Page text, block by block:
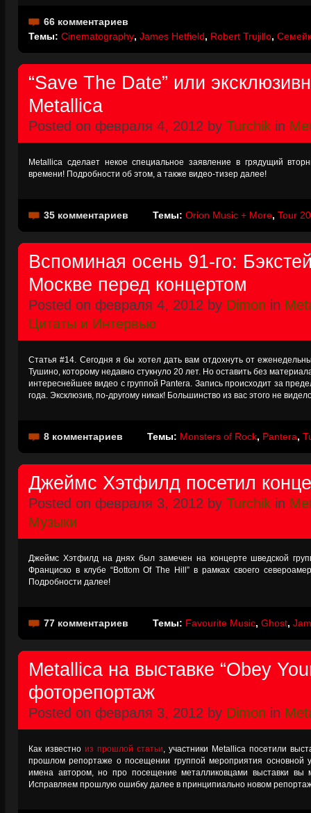
66 комментариев
Темы: Cinematography, James Hetfield, Robert Trujillo,
“Save The Date” или
Metallica
Posted on февраля 4, 2012 by Turchik in
Metallica сделает некое специальное заявление в грядущий
времени! Подробности об этом, а также видео-тизер далее!
35 комментариев Темы: Orion Music + More, Tour
Вспоминая осень 91-го:
Москве перед концертом
Posted on февраля 4, 2012 by Dimon in
Цитаты и Интервью
Статья #14. Сегодня я бы хотел дать вам отдохнуть от
Тушино, которому недавно стукнуло 20 лет. Но оставить без
интереснейшее видео с группой Pantera. Запись происходит за
года. Эксклюзив, по-другому никак! Большинство из вас этого не
8 комментариев Темы: Monsters of Rock, Pantera,
Джеймс Хэтфилд посетил
Posted on февраля 3, 2012 by Turchik in
Музыки
Джеймс Хэтфилд на днях был замечен на концерте шведской
Франциско в клубе “Bottom Of The Hill” в рамках своего
Подробности далее!
77 комментариев Темы: Favourite Music, Ghost,
Metallica на выставке “Obey
фоторепортаж
Posted on февраля 3, 2012 by Dimon in
Как известно из прошлой статьи, участники Metallica посетили
прошлом репортаже о посещении группой мероприятия
имена автором, но про посещение металликовцами выставки вы
Исправляем прошлую ошибку далее в принципиально новом